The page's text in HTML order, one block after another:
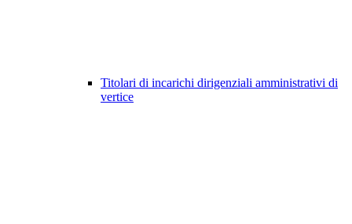
Titolari di incarichi dirigenziali amministrativi di
vertice